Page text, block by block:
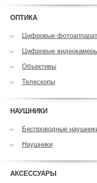
ОПТИКА
Цифровые
Цифровые
Объективы
Телескопы
НАУШНИКИ
Беспроводные
Наушники
АКСЕССУАРЫ